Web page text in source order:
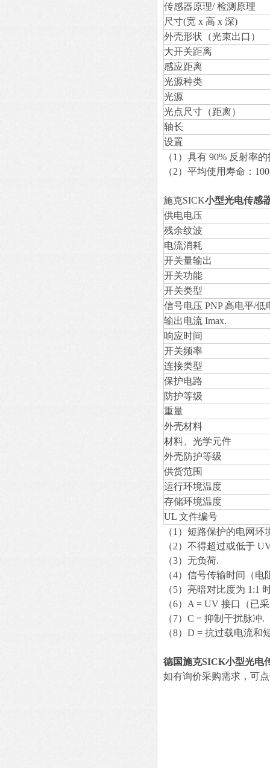
传感器原理/ 检测原理
尺寸(宽 x 高 x 深)
外壳形状（光束出口）
大开关距离
感应距离
光源种类
光源
光点尺寸（距离）
轴长
设置
（1）具有 90% 反射率
（2）平均使用寿命：
施克SICK小型光电传感
供电电压
残余纹波
电流消耗
开关量输出
开关功能
开关类型
信号电压 PNP 高电平/低
输出电流 Imax.
响应时间
开关频率
连接类型
保护电路
防护等级
重量
外壳材料
材料、光学元件
外壳防护等级
供货范围
运行环境温度
存储环境温度
UL 文件编号
（1）短路保护的电网
（2）不得超过或低于
（3）无负荷.
（4）信号传输时间（电
（5）亮暗对比度为 1:1
（6）A = UV 接口（已
（7）C = 抑制干扰脉冲.
（8）D = 抗过载电流和
德国施克SICK小型光电
如有询价采购需求，可